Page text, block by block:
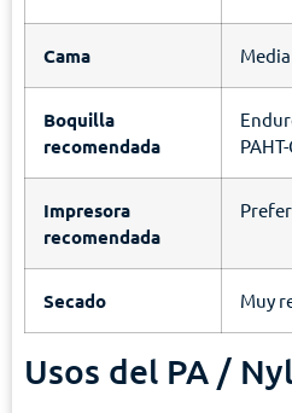
Cama
Boquilla
recomendada
Impresora
recomendada
Secado Muy
Usos del PA /